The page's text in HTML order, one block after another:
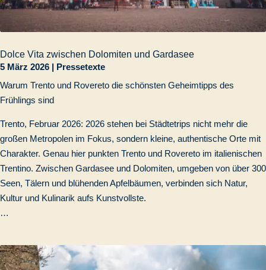
Dolce Vita zwischen Dolomiten und Gardasee
5 März 2026 | Pressetexte
Warum Trento und Rovereto die schönsten Geheimtipps des
Frühlings sind
Trento, Februar 2026: 2026 stehen bei Städtetrips nicht mehr die
großen Metropolen im Fokus, sondern kleine, authentische Orte mit
Charakter. Genau hier punkten Trento und Rovereto im italienischen
Trentino. Zwischen Gardasee und Dolomiten, umgeben von über 300
Seen, Tälern und blühenden Apfelbäumen, verbinden sich Natur,
Kultur und Kulinarik aufs Kunstvollste.
…